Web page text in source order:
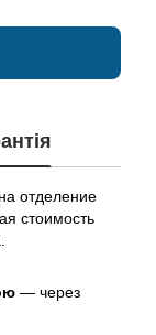
отделение
стоимость
— через